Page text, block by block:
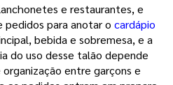
e restaurantes, e
pedidos para anotar o cardápio
bebida e sobremesa, e a
do uso desse talão depende
entre garçons e